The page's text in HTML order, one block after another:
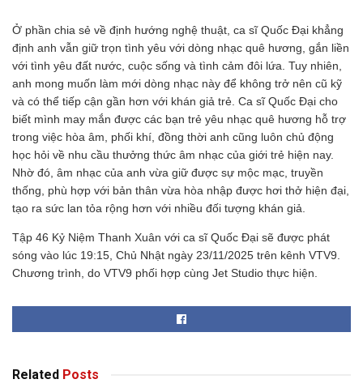
Ở phần chia sẻ về định hướng nghệ thuật, ca sĩ Quốc Đại khẳng
định anh vẫn giữ trọn tình yêu với dòng nhạc quê hương, gắn liền
với tình yêu đất nước, cuộc sống và tình cảm đôi lứa. Tuy nhiên,
anh mong muốn làm mới dòng nhạc này để không trở nên cũ kỹ
và có thể tiếp cận gần hơn với khán giả trẻ. Ca sĩ Quốc Đại cho
biết mình may mắn được các bạn trẻ yêu nhạc quê hương hỗ trợ
trong việc hòa âm, phối khí, đồng thời anh cũng luôn chủ động
học hỏi về nhu cầu thưởng thức âm nhạc của giới trẻ hiện nay.
Nhờ đó, âm nhạc của anh vừa giữ được sự mộc mạc, truyền
thống, phù hợp với bản thân vừa hòa nhập được hơi thở hiện đại,
tạo ra sức lan tỏa rộng hơn với nhiều đối tượng khán giả.
Tập 46 Kỷ Niệm Thanh Xuân với ca sĩ Quốc Đại sẽ được phát
sóng vào lúc 19:15, Chủ Nhật ngày 23/11/2025 trên kênh VTV9.
Chương trình, do VTV9 phối hợp cùng Jet Studio thực hiện.
Related Posts